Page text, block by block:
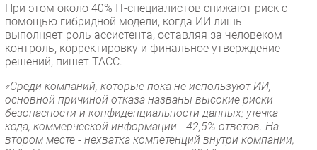
РАЗДЕЛЫ
Новости
Аналитика
Интервью
Мероприятия
Проекты
IT класс
При этом около 40% IT-специалистов снижают риск с
помощью гибридной модели, когда ИИ лишь
выполняет роль ассистента, оставляя за человеком
контроль, корректировку и финальное утверждение
решений, пишет ТАСС.
«Среди компаний, которые пока не используют ИИ,
основной причиной отказа названы высокие риски
безопасности и конфиденциальности данных: утечка
кода, коммерческой информации - 42,5% ответов. На
втором месте - нехватка компетенций внутри компании,